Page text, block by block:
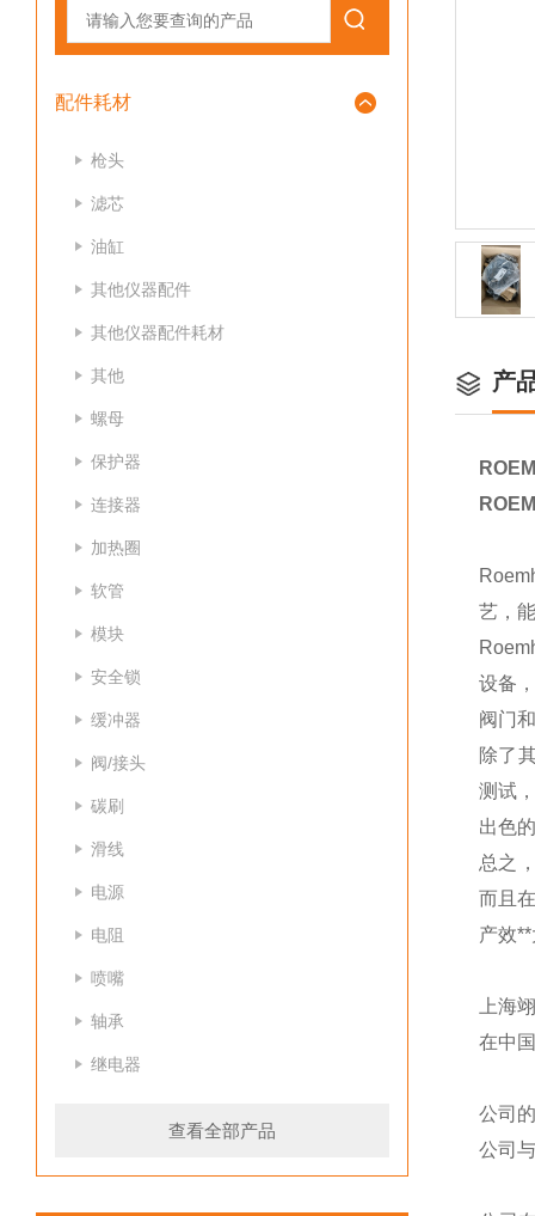
配件耗材
枪头
滤芯
油缸
其他仪器配件
其他仪器配件耗材
其他
螺母
保护器
连接器
加热圈
软管
模块
安全锁
缓冲器
阀/接头
碳刷
滑线
电源
电阻
喷嘴
轴承
继电器
查看全部产品
产
艺，
设备
阀门
除了
测试
出色
总之
而且
产效
上海
在中
公司
公司